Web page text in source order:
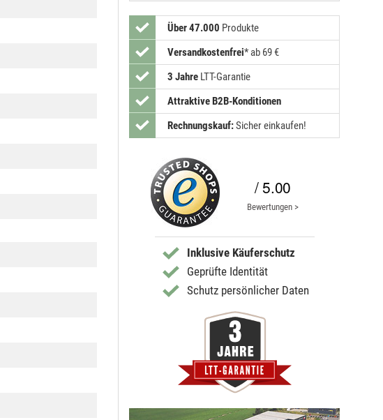
Über 47.000 Produkte
Versandkostenfrei* ab 69 €
3 Jahre LTT-Garantie
Attraktive B2B-Konditionen
Rechnungskauf:Sicher einkaufen!
/ 5.00
Bewertungen >
Inklusive Käuferschutz
Geprüfte Identität
Schutz persönlicher Daten